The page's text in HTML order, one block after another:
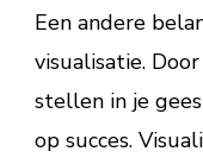
Een andere
visualisatie.
stellen in je
op succes.